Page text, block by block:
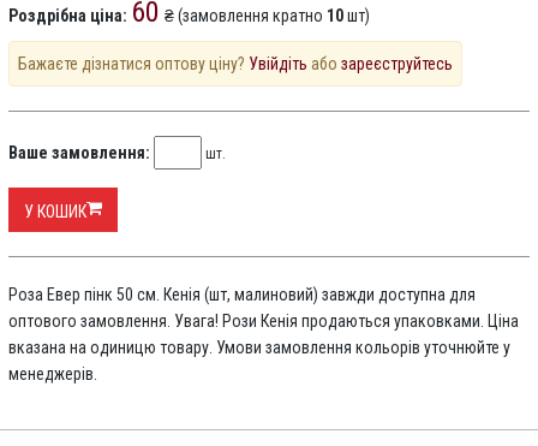
Роздрібна ціна: 60 ​​₴ (замовлення кратно 10шт)
Бажаєте дізнатися оптову ціну? Увійдіть або зареєструйтесь
Ваше замовлення: шт.
У КОШИК
Роза Евер пінк 50 см. Кенія (шт, малиновий) завжди доступна для
оптового замовлення. Увага! Рози Кенія продаються упаковками. Ціна
вказана на одиницю товару. Умови замовлення кольорів уточнюйте у
менеджерів.